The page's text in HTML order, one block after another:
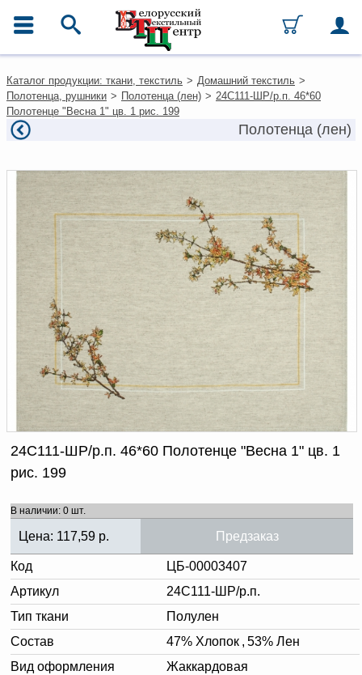
Каталог
Ткани
Домашний текстиль
Одежда
Текстиль для ресторанов и
гостиниц
Текстильная галантерея и
фурнитура
Условия работы
Оплата и доставка
Как оформить заказ
Вакансии
Как нас найти
Написать нам
Доверенность на
получение груза
Документы по работе с
персональными данными
Письмо руководителю
Вопросы и ответы
Новости | Статьи
Каталог продукции: ткани, текстиль > Домашний текстиль >
Полотенца, рушники > Полотенца (лен) > 24С111-ШР/р.п. 46*60
Полотенце "Весна 1" цв. 1 рис. 199
Полотенца (лен)
24С111-ШР/р.п. 46*60 Полотенце "Весна 1" цв. 1
рис. 199
В наличии: 0 шт.
Цена: 117,59 р. Предзаказ
Код
ЦБ-00003407
Артикул
24С111-ШР/р.п.
Тип ткани
Полулен
Состав
47% Хлопок , 53% Лен
Вид оформления
Жаккардовая
Добавить
корзину